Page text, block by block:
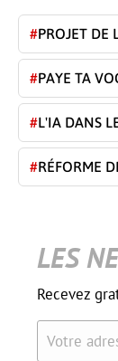
#PROJET DE
#PAYE TA
#L'IA DANS
#RÉFORME
LES
Recevez
Votre